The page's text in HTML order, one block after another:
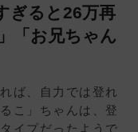
ぎると26万再
「お兄ちゃん
ば、自力では登れ
こ」ちゃんは、登
イプだったようで